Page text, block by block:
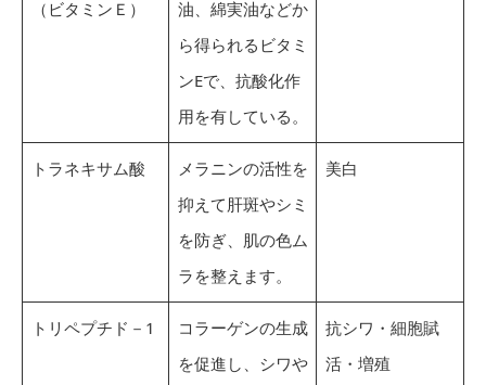
（ビタミンＥ）
油、綿実油などか
ら得られるビタミ
ンEで、抗酸化作
用を有している。
トラネキサム酸
メラニンの活性を
抑えて肝斑やシミ
を防ぎ、肌の色ム
ラを整えます。
美白
トリペプチド－1
コラーゲンの生成
を促進し、シワや
抗シワ・細胞賦
活・増殖